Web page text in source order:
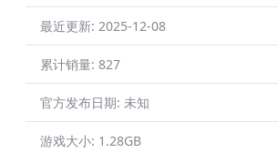
最近更新: 2025-12-08
累计销量: 827
官方发布日期: 未知
游戏大小: 1.28GB